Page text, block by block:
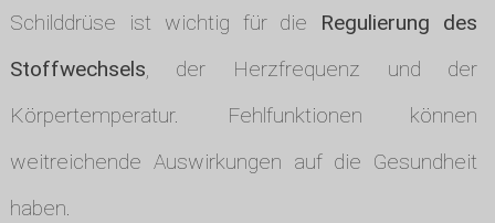
Schilddrüse ist wichtig für die Regulierung des
Stoffwechsels, der Herzfrequenz und der
Körpertemperatur. Fehlfunktionen können
weitreichende Auswirkungen auf die Gesundheit
haben.